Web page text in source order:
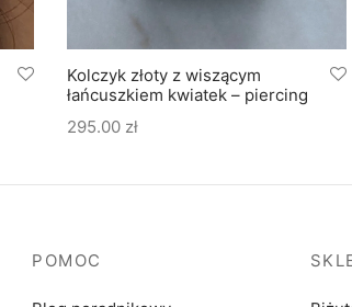
Kolczyk złoty z wiszącym
łańcuszkiem kwiatek – piercing
295.00 zł
POMOC